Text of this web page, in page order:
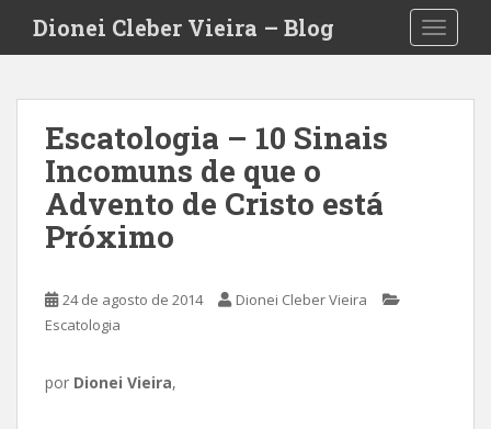
i
Dionei Cleber Vieira – Blog
Escatologia – 10 Sinais
Incomuns de que o
Advento de Cristo está
Próximo
24 de agosto de 2014
Dionei Cleber Vieira
Escatologia
por Dionei Vieira,